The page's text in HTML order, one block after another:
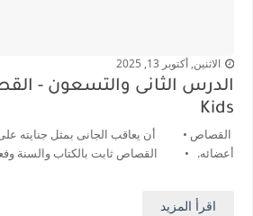
الاثنين, أكتوبر 13, 2025
Kids
القصاص • أن يعاقب الجانى بمثل جنايته
أعضائه. • القصاص ثابت بالكتاب والسنة
اقرأ المزيد